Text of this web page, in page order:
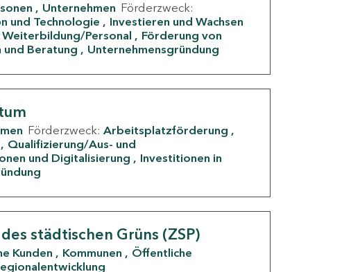
Unternehmen Förderzweck:
und Technologie
Investieren und Wachsen
Personal
Förderung von
und Beratung Unternehmensgründung
Förderzweck: Arbeitsplatzförderung
Qualifizierung/Aus- und
und Digitalisierung
Investitionen in
städtischen Grüns (ZSP)
Kunden Kommunen
Öffentliche